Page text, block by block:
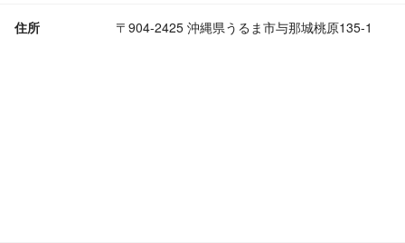
住所 〒904-2425 沖縄県うるま市与那城桃原135-1